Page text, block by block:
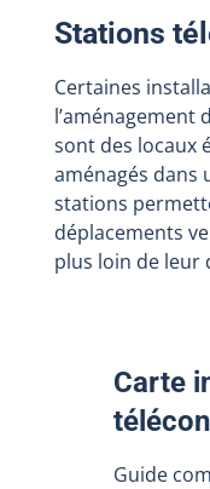
Stations
Certaines
l’aménagement
sont des locaux
aménagés dans
stations
déplacements
plus loin de leur
Carte
Guide